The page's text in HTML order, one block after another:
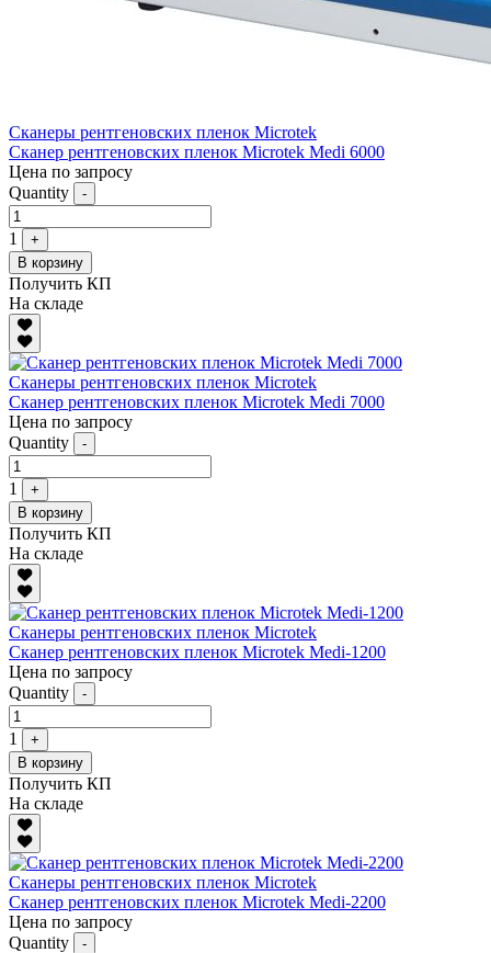
Сканеры рентгеновских пленок Microtek
Сканер рентгеновских пленок Microtek Medi 6000
Цена по запросу
Quantity
-
1
+
В корзину
Получить КП
На складе
Сканеры рентгеновских пленок Microtek
Сканер рентгеновских пленок Microtek Medi 7000
Цена по запросу
Quantity
-
1
+
В корзину
Получить КП
На складе
Сканеры рентгеновских пленок Microtek
Сканер рентгеновских пленок Microtek Medi-1200
Цена по запросу
Quantity
-
1
+
В корзину
Получить КП
На складе
Сканеры рентгеновских пленок Microtek
Сканер рентгеновских пленок Microtek Medi-2200
Цена по запросу
Quantity
-